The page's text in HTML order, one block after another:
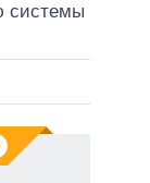
системы